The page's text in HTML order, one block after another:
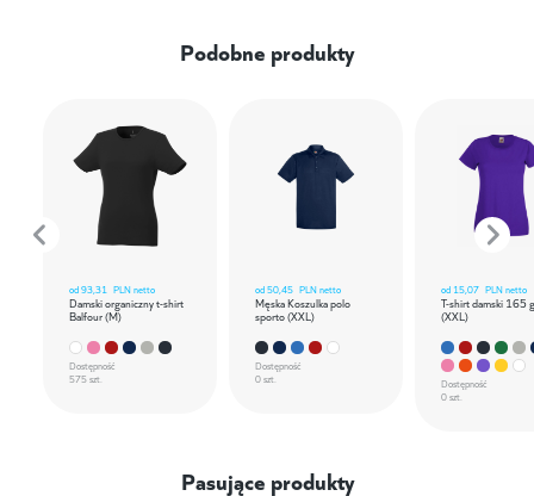
Podobne produkty
od93,31 PLN netto
Damski organiczny t-shirt
Balfour (M)
Dostępność
575 szt.
od50,45 PLN netto
Męska Koszulka polo
sporto (XXL)
Dostępność
0 szt.
od 15,07 PLN netto
T-shirt damski 165
(XXL)
Dostępność
0 szt.
Pasujące produkty